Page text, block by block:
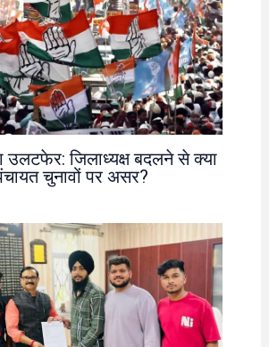
उलटफेर: जिलाध्यक्ष बदलने से क्या
चुनावों पर असर?